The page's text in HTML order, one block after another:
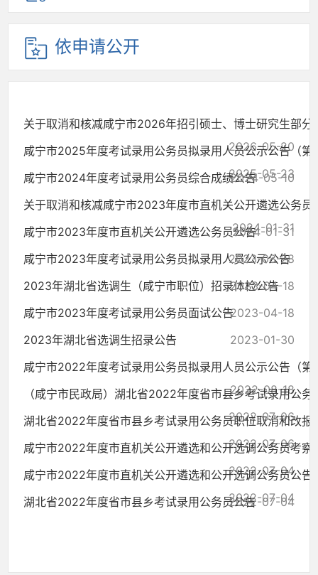
依申请公开
关于取消和核减咸宁市2026年招引硕士、博士研究生部分
2026-05-20
咸宁市2025年度考试录用公务员拟录用人员公示公告（第
2025-05-23
咸宁市2024年度考试录用公务员综合成绩公告2024-05-10
关于取消和核减咸宁市2023年度市直机关公开遴选公务员
2024-01-31
咸宁市2023年度市直机关公开遴选公务员公告2024-01-31
咸宁市2023年度考试录用公务员拟录用人员公示公告
2023-08-28
2023年湖北省选调生（咸宁市职位）招录体检公告
2023-04-18
咸宁市2023年度考试录用公务员面试公告2023-04-18
2023年湖北省选调生招录公告
2023-01-30
咸宁市2022年度考试录用公务员拟录用人员公示公告（第
2022-08-18
（咸宁市民政局）湖北省2022年度省市县乡考试录用公务
2022-07-06
湖北省2022年度省市县乡考试录用公务员职位取消和改报
2022-07-06
咸宁市2022年度市直机关公开遴选和公开选调公务员考察
2022-07-04
咸宁市2022年度市直机关公开遴选和公开选调公务员公告
2022-07-04
湖北省2022年度省市县乡考试录用公务员公告2022-07-04